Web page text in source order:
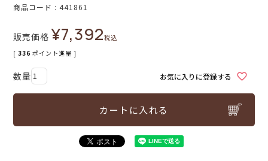
商品コード 441861
販売価格 ¥7,392税込
[ 336 ポイント進呈 ]
お気に入りに登録する
カートに入れる